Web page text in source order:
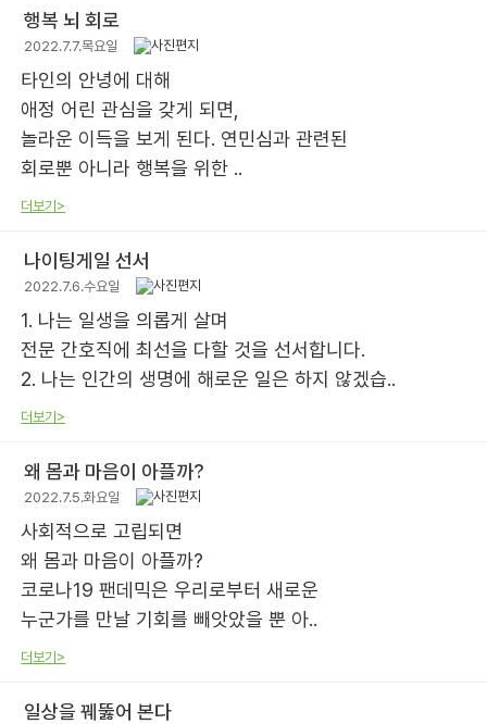
행복 뇌 회로
2022.7.7.목요일
타인의 안녕에 대해
애정 어린 관심을 갖게 되면,
놀라운 이득을 보게 된다. 연민심과 관련된
회로뿐 아니라 행복을 위한 ..
더보기>
나이팅게일 선서
2022.7.6.수요일
1. 나는 일생을 의롭게 살며
전문 간호직에 최선을 다할 것을 선서합니다.
2. 나는 인간의 생명에 해로운 일은 하지 않겠습..
더보기>
왜 몸과 마음이 아플까?
2022.7.5.화요일
사회적으로 고립되면
왜 몸과 마음이 아플까?
코로나19 팬데믹은 우리로부터 새로운
누군가를 만날 기회를 빼앗았을 뿐 아..
더보기>
일상을 꿰뚫어 본다